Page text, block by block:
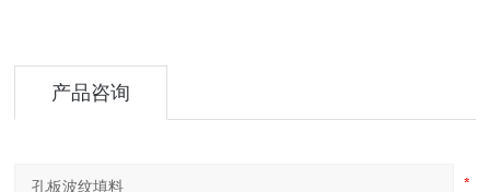
产品咨询